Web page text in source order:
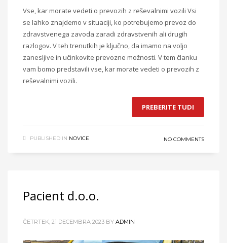
Vse, kar morate vedeti o prevozih z reševalnimi vozili Vsi
se lahko znajdemo v situaciji, ko potrebujemo prevoz do
zdravstvenega zavoda zaradi zdravstvenih ali drugih
razlogov. V teh trenutkih je ključno, da imamo na voljo
zanesljive in učinkovite prevozne možnosti. V tem članku
vam bomo predstavili vse, kar morate vedeti o prevozih z
reševalnimi vozili.
PREBERITE TUDI
PUBLISHED IN NOVICE NO COMMENTS
Pacient d.o.o.
ČETRTEK, 21 DECEMBRA 2023 BY ADMIN